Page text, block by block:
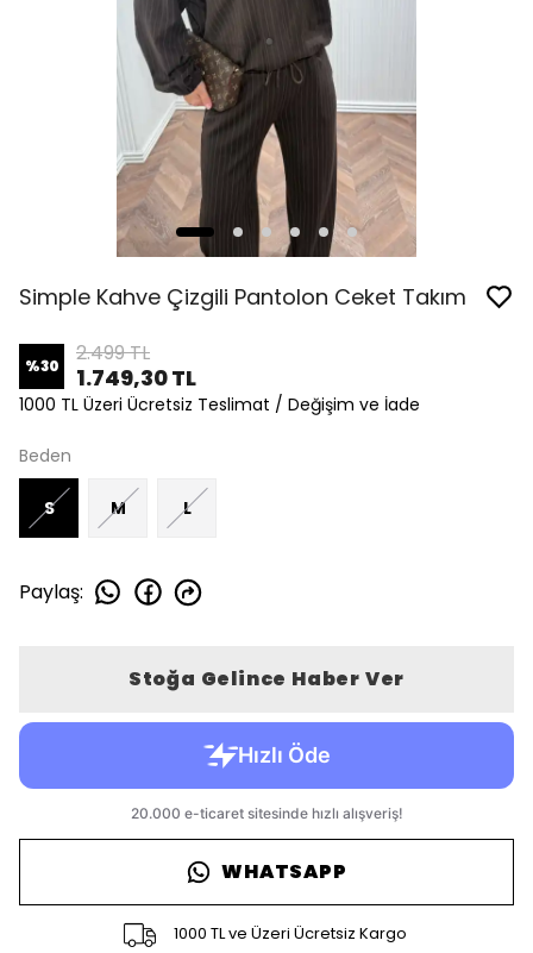
Simple Kahve Çizgili Pantolon Ceket Takım
%30 2.499 TL
1.749,30 TL
1000 TL Üzeri Ücretsiz Teslimat / Değişim ve İade
Beden
S M L
Paylaş:
Stoğa Gelince Haber Ver
WHATSAPP
1000 TL ve Üzeri Ücretsiz Kargo